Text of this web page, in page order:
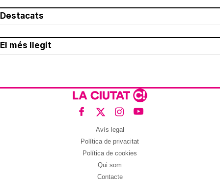
Destacats
El més llegit
Avís legal
Política de privacitat
Política de cookies
Qui som
Contacte